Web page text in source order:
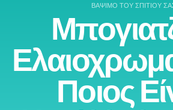
ΆΨΙΜΟ ΤΟΥ ΣΠΙΤΙΟΎ
Ποιος